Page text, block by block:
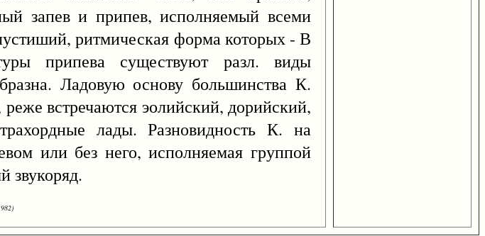
запев и припев, исполняемый всеми
ритмическая форма которых - В
припева существуют разл. виды
Ладовую основу большинства К.
встречаются эолийский, дорийский,
лады. Разновидность К. на
или без него, исполняемая группой
звукоряд.